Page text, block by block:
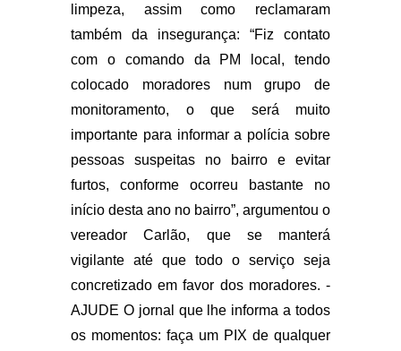
limpeza, assim como reclamaram
também da insegurança: “Fiz contato
com o comando da PM local, tendo
colocado moradores num grupo de
monitoramento, o que será muito
importante para informar a polícia sobre
pessoas suspeitas no bairro e evitar
furtos, conforme ocorreu bastante no
início desta ano no bairro”, argumentou o
vereador Carlão, que se manterá
vigilante até que todo o serviço seja
concretizado em favor dos moradores. -
AJUDE O jornal que lhe informa a todos
os momentos: faça um PIX de qualquer